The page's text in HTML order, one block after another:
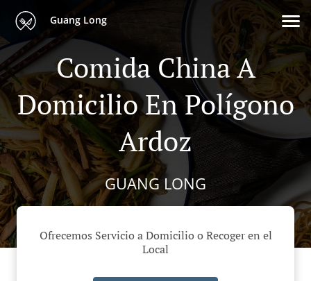
Guang Long
Comida China A
Domicilio En Polígono
Ardoz
GUANG LONG
Ofrecemos Servicio a Domicilio o Recoger en el
Local